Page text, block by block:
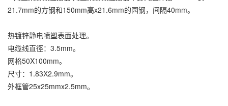
21.7mm的方钢和150mm高x21.6mm的园钢，间隔40mm。
热镀锌静电喷塑表面处理。
电缆线直徑：3.5mm。
网格50X100mm。
尺寸：1.83X2.9mm。
外框管25x25mmx2.5mm。